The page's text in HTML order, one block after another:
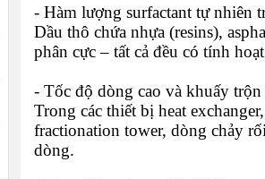
- Hàm lượng surfactant tự nhiên
Dầu thô chứa nhựa (resins),
phân cực – tất cả đều có tính
- Tốc độ dòng cao và khuấy trộn
Trong các thiết bị heat
fractionation tower, dòng chảy
dòng.